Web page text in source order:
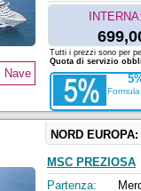
INTERNA:
Nave
Tutti i prezzi sono per
Quota di servizio
NORD EUROPA:
MSC PREZIOSA
Partenza: